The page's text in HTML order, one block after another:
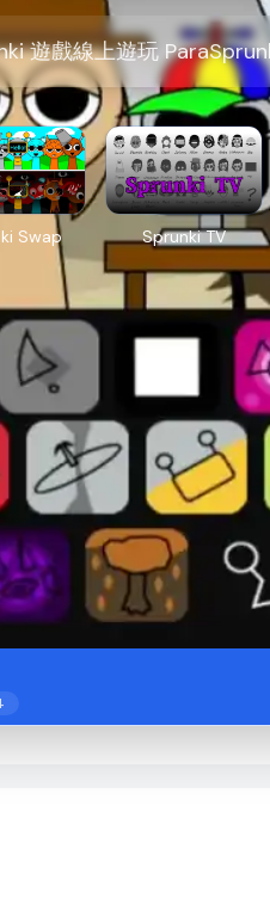
遊戲線上遊玩
Swap Sprunki TV